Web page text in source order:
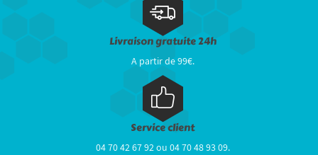
Livraison gratuite 24h
A partir de 99€.
Service client
04 70 42 67 92 ou 04 70 48 93 09.